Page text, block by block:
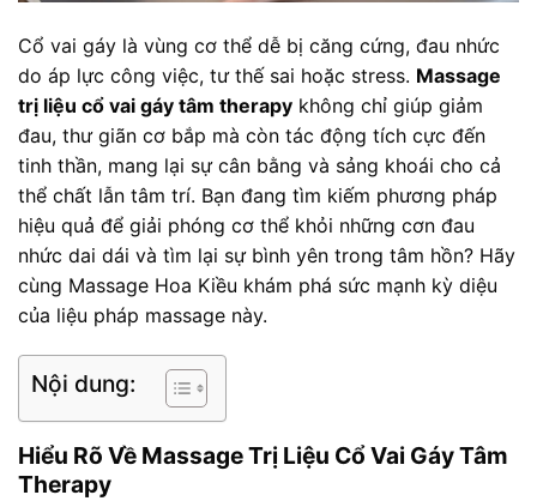
Cổ vai gáy là vùng cơ thể dễ bị căng cứng, đau nhức
do áp lực công việc, tư thế sai hoặc stress. Massage
trị liệu cổ vai gáy tâm therapy không chỉ giúp giảm
đau, thư giãn cơ bắp mà còn tác động tích cực đến
tinh thần, mang lại sự cân bằng và sảng khoái cho cả
thể chất lẫn tâm trí. Bạn đang tìm kiếm phương pháp
hiệu quả để giải phóng cơ thể khỏi những cơn đau
nhức dai dái và tìm lại sự bình yên trong tâm hồn? Hãy
cùng Massage Hoa Kiều khám phá sức mạnh kỳ diệu
của liệu pháp massage này.
Nội dung:
Hiểu Rõ Về Massage Trị Liệu Cổ Vai Gáy Tâm
Therapy